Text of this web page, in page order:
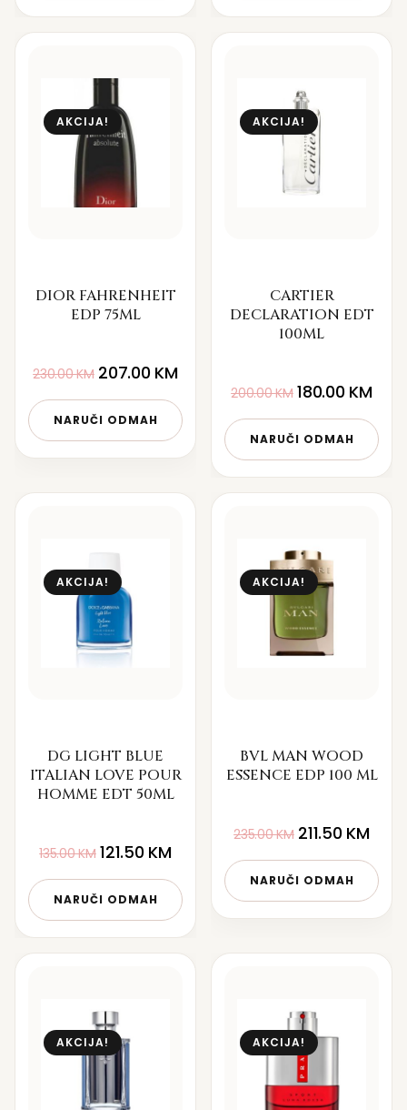
AKCIJA!
DIOR FAHRENHEIT
EDP 75ML
230.00KM 207.00 KM
NARUČI ODMAH
AKCIJA!
CARTIER
DECLARATION EDT
100ML
200.00KM 180.00 KM
NARUČI ODMAH
AKCIJA!
DG LIGHT BLUE
ITALIAN LOVE POUR
HOMME EDT 50ML
135.00KM 121.50 KM
NARUČI ODMAH
AKCIJA!
BVL MAN WOOD
ESSENCE EDP 100 ML
235.00KM 211.50 KM
NARUČI ODMAH
AKCIJA! AKCIJA!